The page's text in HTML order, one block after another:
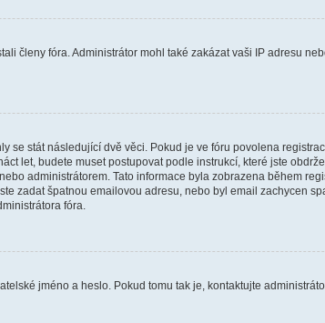
členy fóra. Administrátor mohl také zakázat vaši IP adresu
stát následující dvě věci. Pokud je ve fóru povolena
let, budete muset postupovat podle instrukcí, které jste
administrátorem. Tato informace byla zobrazena během
zadat špatnou emailovou adresu, nebo byl email zachycen
fóra.
jméno a heslo. Pokud tomu tak je, kontaktujte